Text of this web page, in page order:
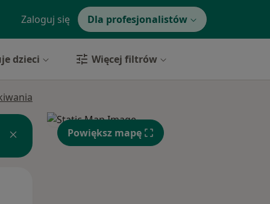
Zaloguj się Dla profesjonalistów
dzieci Więcej filtrów
Powiększ mapę